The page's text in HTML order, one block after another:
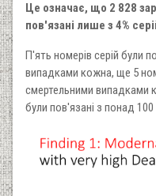
Це означає, що 2 828
пов'язані лише з 4%
П'ять номерів серій були
випадками кожна, ще 5
смертельними випадками
були пов'язані з понад